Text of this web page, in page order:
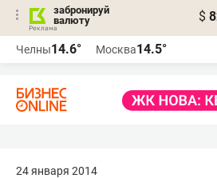
забронируй
валюту
$
Челны14.6° Москва14.5°
24 января 2014